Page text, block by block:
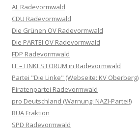
AL Radevormwald
CDU Radevormwald
Die Grünen OV Radevormwald
Die PARTEI OV Radevormwald
FDP Radevormwald
LF – LINKES FORUM in Radevormwald
Partei "Die Linke" (Webseite: KV Oberberg)
Piratenpartei Radevormwald
pro Deutschland (Warnung: NAZI-Partei!)
RUA Fraktion
SPD Radevormwald